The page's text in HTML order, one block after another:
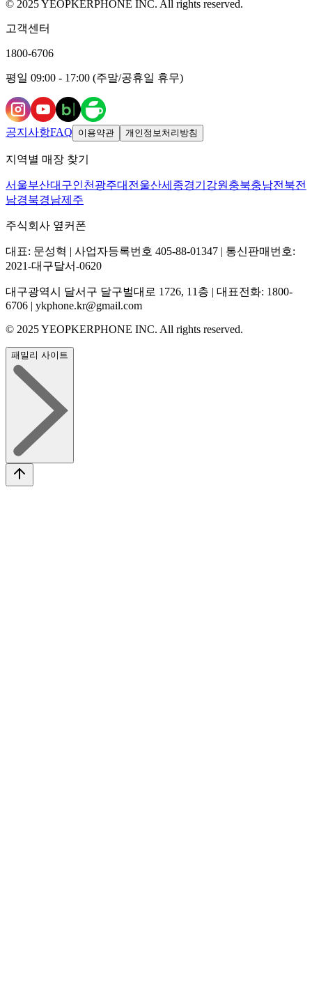
© 2025 YEOPKERPHONE INC. All rights reserved.
고객센터
1800-6706
평일 09:00 - 17:00 (주말/공휴일 휴무)
공지사항FAQ 이용약관 개인정보처리방침
지역별 매장 찾기
서울부산대구인천 광주대전 울산세종경기 강원 충북충남전북전
남경북경남제주
주식회사 옆커폰
대표: 문성혁 | 사업자등록번호 405-88-01347 | 통신판매번호:
2021-대구달서-0620
대구광역시 달서구 달구벌대로 1726, 11층 | 대표전화: 1800-
6706 | ykphone.kr@gmail.com
© 2025 YEOPKERPHONE INC. All rights reserved.
패밀리 사이트